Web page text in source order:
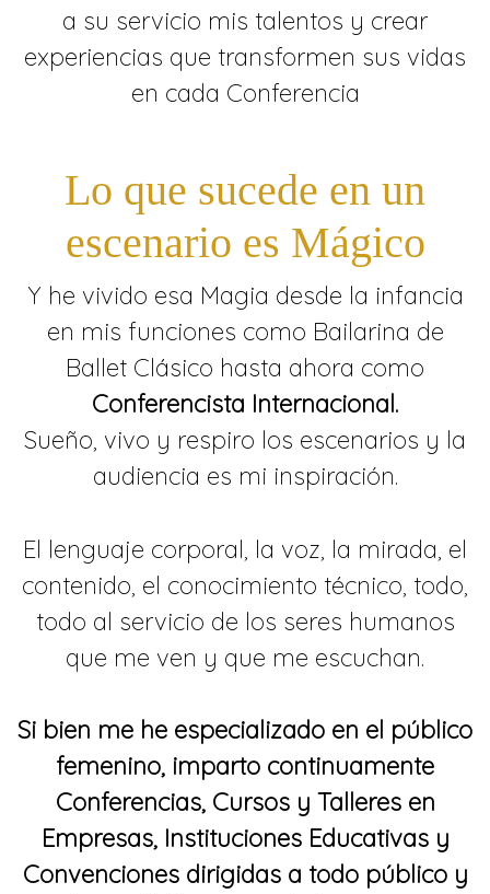
a su servicio mis talentos y crear
experiencias que transformen sus vidas
en cada Conferencia
Lo que sucede en un
escenario es Mágico
Y he vivido esa Magia desde la infancia
en mis funciones como Bailarina de
Ballet Clásico hasta ahora como
Conferencista Internacional.
Sueño, vivo y respiro los escenarios y la
audiencia es mi inspiración.
El lenguaje corporal, la voz, la mirada, el
contenido, el conocimiento técnico, todo,
todo al servicio de los seres humanos
que me ven y que me escuchan.
Si bien me he especializado en el público
femenino, imparto continuamente
Conferencias, Cursos y Talleres en
Empresas, Instituciones Educativas y
Convenciones dirigidas a todo público y